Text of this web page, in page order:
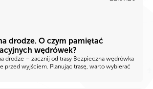
drodze. O czym pamiętać
wędrówek?
drodze – zacznij od trasy Bezpieczna wędrówka
przed wyjściem. Planując trasę, warto wybierać